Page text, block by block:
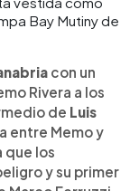
Bay Mutiny de
con un
Rivera a los
de Luis
entre Memo y
que los
y su primer